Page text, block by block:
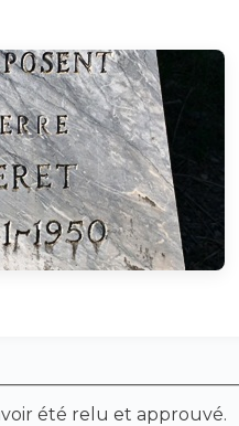
été relu et approuvé.